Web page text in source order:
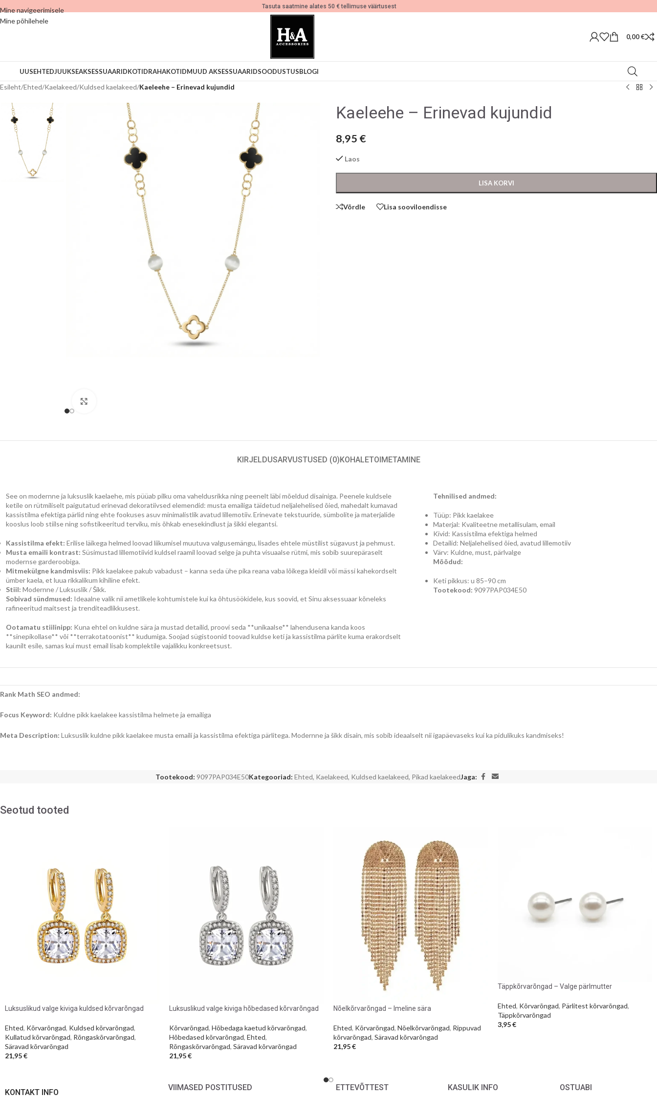
Mine navigeerimisele
Mine põhilehele
Tasuta saatmine alates 50 € tellimuse väärtusest
0,00€
UUSEHTEDJUUKSEAKSESSUAARIDKOTIDRAHAKOTIDMUUD AKSESSUAARIDSOODUSTUSBLOGI
Esileht/Ehted/Kaelakeed/Kuldsed kaelakeed/Kaeleehe – Erinevad kujundid
Kaeleehe – Erinevad kujundid
8,95 €
Laos
LISA KORVI
Võrdle Lisa sooviloendisse
KIRJELDUSARVUSTUSED (0)KOHALETOIMETAMINE
See on modernne ja luksuslik kaelaehe, mis püüab pilku oma vaheldusrikka ning peenelt läbi mõeldud disainiga. Peenele kuldsele
ketile on rütmiliselt paigutatud erinevad dekoratiivsed elemendid: musta emailiga täidetud neljalehelised õied, mahedalt kumavad
kassistilma efektiga pärlid ning ehte fookuses asuv minimalistlik avatud lillemotiiv. Erinevate tekstuuride, sümbolite ja materjalide
kooslus loob stiilse ning sofistikeeritud terviku, mis õhkab enesekindlust ja šikki elegantsi.
Kassistilma efekt: Erilise läikega helmed loovad liikumisel muutuva valgusemängu, lisades ehtele müstilist sügavust ja pehmust.
Musta emaili kontrast: Süsimustad lillemotiivid kuldsel raamil loovad selge ja puhta visuaalse rütmi, mis sobib suurepäraselt
modernse garderoobiga.
Mitmekülgne kandmisviis: Pikk kaelakee pakub vabadust – kanna seda ühe pika reana vaba lõikega kleidil või mässi kahekordselt
ümber kaela, et luua rikkalikum kihiline efekt.
Stiil: Modernne / Luksuslik / Šikk.
Sobivad sündmused: Ideaalne valik nii ametlikele kohtumistele kui ka õhtusöökidele, kus soovid, et Sinu aksessuaar kõneleks
rafineeritud maitsest ja trenditeadlikkusest.
Ootamatu stiilinipp: Kuna ehtel on kuldne sära ja mustad detailid, proovi seda **unikaalse** lahendusena kanda koos
**sinepikollase** või **terrakotatoonist** kudumiga. Soojad sügistoonid toovad kuldse keti ja kassistilma pärlite kuma erakordselt
kaunilt esile, samas kui must email lisab komplektile vajalikku konkreetsust.
Tehnilised andmed:
Tüüp: Pikk kaelakee
Materjal: Kvaliteetne metallisulam, email
Kivid: Kassistilma efektiga helmed
Detailid: Neljalehelised õied, avatud lillemotiiv
Värv: Kuldne, must, pärlvalge
Mõõdud:
Keti pikkus: u 85–90 cm
Tootekood: 9097PAP034E50
Rank Math SEO andmed:
Focus Keyword: Kuldne pikk kaelakee kassistilma helmete ja emailiga
Meta Description: Luksuslik kuldne pikk kaelakee musta emaili ja kassistilma efektiga pärlitega. Modernne ja šikk disain, mis sobib ideaalselt nii igapäevaseks kui ka pidulikuks kandmiseks!
Tootekood: 9097PAP034E50Kategooriad: Ehted, Kaelakeed, Kuldsed kaelakeed, Pikad kaelakeedJaga:
Seotud tooted
Luksuslikud valge kiviga kuldsed kõrvarõngad
Ehted, Kõrvarõngad, Kuldsed kõrvarõngad,
Kullatud kõrvarõngad, Rõngaskõrvarõngad,
Säravad kõrvarõngad
21,95€
Luksuslikud valge kiviga hõbedased kõrvarõngad
Kõrvarõngad, Hõbedaga kaetud kõrvarõngad,
Hõbedased kõrvarõngad, Ehted,
Rõngaskõrvarõngad, Säravad kõrvarõngad
21,95€
Nõelkõrvarõngad – Imeline sära
Ehted, Kõrvarõngad, Nõelkõrvarõngad, Rippuvad
kõrvarõngad, Säravad kõrvarõngad
21,95€
Täppkõrvarõngad – Valge pärlmutter
Ehted, Kõrvarõngad, Pärlitest kõrvarõngad,
Täppkõrvarõngad
3,95€
KONTAKT INFO
VIIMASED POSTITUSED ETTEVÕTTEST KASULIK INFO OSTUABI